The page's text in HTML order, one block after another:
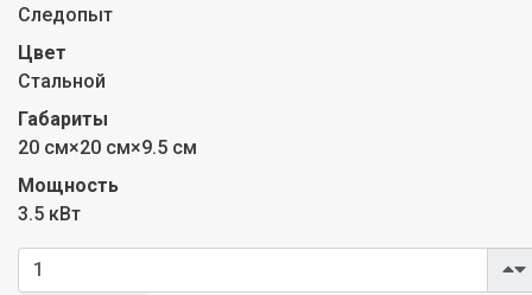
Следопыт
Цвет
Стальной
Габариты
20 см×20 см×9.5 см
Мощность
3.5 кВт